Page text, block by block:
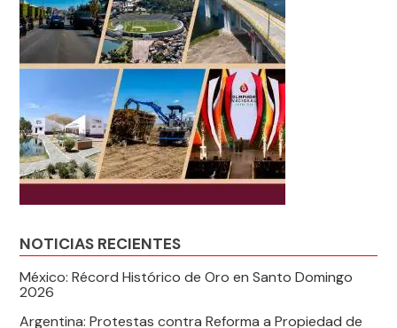
NOTICIAS RECIENTES
México: Récord Histórico de Oro en Santo Domingo
2026
Argentina: Protestas contra Reforma a Propiedad de